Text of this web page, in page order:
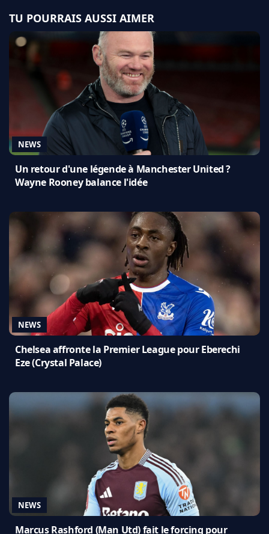
TU POURRAIS AUSSI AIMER
NEWS
Un retour d'une légende à Manchester United ?
Wayne Rooney balance l'idée
NEWS
Chelsea affronte la Premier League pour Eberechi
Eze (Crystal Palace)
NEWS
Marcus Rashford (Man Utd) fait le forcing pour